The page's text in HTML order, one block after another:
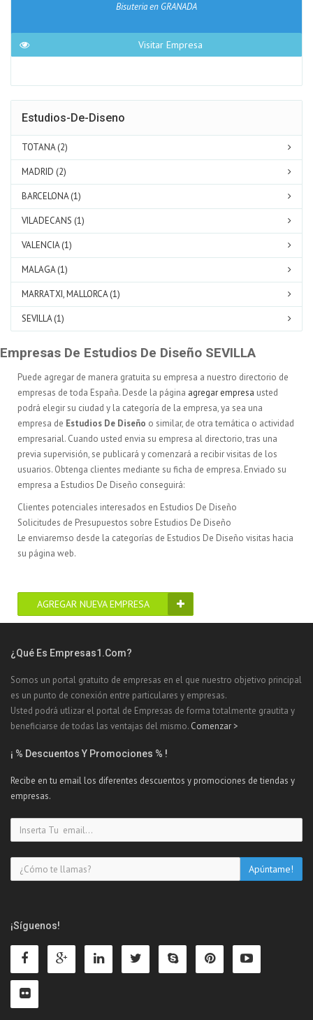
Bisuteria en GRANADA
Visitar Empresa
Estudios-De-Diseno
TOTANA (2)
MADRID (2)
BARCELONA (1)
VILADECANS (1)
VALENCIA (1)
MALAGA (1)
MARRATXI, MALLORCA (1)
SEVILLA (1)
Empresas De Estudios De Diseño SEVILLA
Puede agregar de manera gratuita su empresa a nuestro directorio de
empresas de toda España. Desde la página agregar empresa usted
podrá elegir su ciudad y la categoría de la empresa, ya sea una
empresa de Estudios De Diseño o similar, de otra temática o actividad
empresarial. Cuando usted envia su empresa al directorio, tras una
previa supervisión, se publicará y comenzará a recibir visitas de los
usuarios. Obtenga clientes mediante su ficha de empresa. Enviado su
empresa a Estudios De Diseño conseguirá:
Clientes potenciales interesados en Estudios De Diseño
Solicitudes de Presupuestos sobre Estudios De Diseño
Le enviaremso desde la categorías de Estudios De Diseño visitas hacia
su página web.
AGREGAR NUEVA EMPRESA
¿Qué Es Empresas1.com?
Somos un portal gratuito de empresas en el que nuestro objetivo principal
es un punto de conexión entre particulares y empresas.
Usted podrá utlizar el portal de Empresas de forma totalmente grautita y
beneficiarse de todas las ventajas del mismo. Comenzar >
¡ % Descuentos Y Promociones % !
Recibe en tu email los diferentes descuentos y promociones de tiendas y
empresas.
¡Síguenos!